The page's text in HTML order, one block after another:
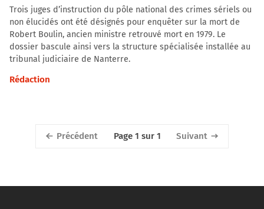
Trois juges d’instruction du pôle national des crimes sériels ou
non élucidés ont été désignés pour enquêter sur la mort de
Robert Boulin, ancien ministre retrouvé mort en 1979. Le
dossier bascule ainsi vers la structure spécialisée installée au
tribunal judiciaire de Nanterre.
Rédaction
Précédent Page 1 sur 1 Suivant